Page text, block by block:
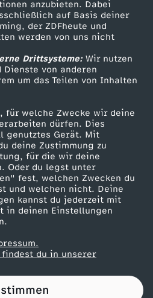
anzubieten. Dabei
auf Basis deiner
der ZDFheute und
werden von uns nicht
Drittsysteme:Wir nutzen
Dienste von anderen
um das Teilen von Inhalten
für welche Zwecke wir deine
dürfen. Dies
genutztes Gerät. Mit
deine Zustimmung zu
für die wir deine
Oder du legst unter
fest, welchen Zwecken du
und welchen nicht. Deine
kannst du jederzeit mit
in deinen Einstellungen
du in unserer